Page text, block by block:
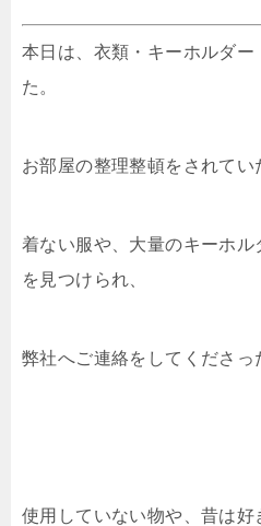
本日は、衣類・キーホルダー
た。
お部屋の整理整頓をされてい
着ない服や、大量のキーホル
を見つけられ、
弊社へご連絡をしてくださっ
使用していない物や、昔は好